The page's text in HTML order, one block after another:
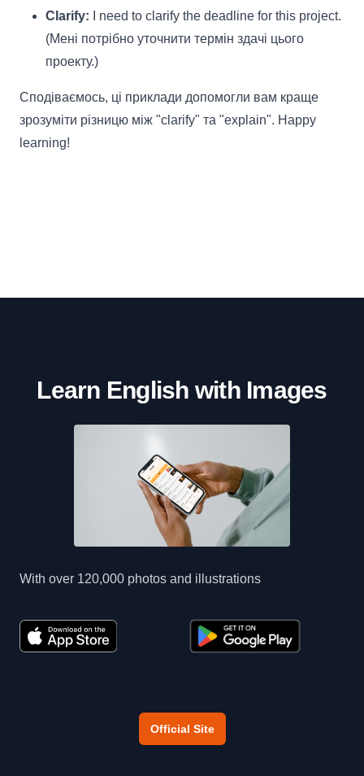
Clarify: I need to clarify the deadline for this project.
(Мені потрібно уточнити термін здачі цього
проекту.)
Сподіваємось, ці приклади допомогли вам краще
зрозуміти різницю між "clarify" та "explain". Happy
learning!
Learn English with Images
With over 120,000 photos and illustrations
Official Site